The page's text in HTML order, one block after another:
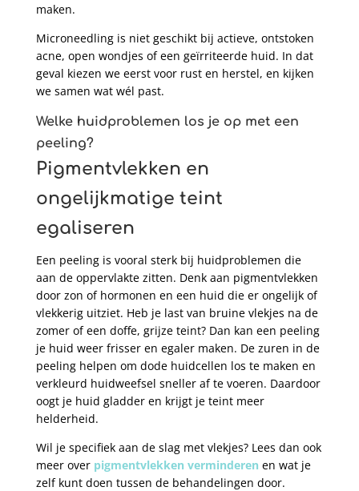
maken.
Microneedling is niet geschikt bij actieve, ontstoken
acne, open wondjes of een geïrriteerde huid. In dat
geval kiezen we eerst voor rust en herstel, en kijken
we samen wat wél past.
Welke huidproblemen los je op met een
peeling?
Pigmentvlekken en
ongelijkmatige teint
egaliseren
Een peeling is vooral sterk bij huidproblemen die
aan de oppervlakte zitten. Denk aan pigmentvlekken
door zon of hormonen en een huid die er ongelijk of
vlekkerig uitziet. Heb je last van bruine vlekjes na de
zomer of een doffe, grijze teint? Dan kan een peeling
je huid weer frisser en egaler maken. De zuren in de
peeling helpen om dode huidcellen los te maken en
verkleurd huidweefsel sneller af te voeren. Daardoor
oogt je huid gladder en krijgt je teint meer
helderheid.
Wil je specifiek aan de slag met vlekjes? Lees dan ook
meer overpigmentvlekken verminderen en wat je
zelf kunt doen tussen de behandelingen door.